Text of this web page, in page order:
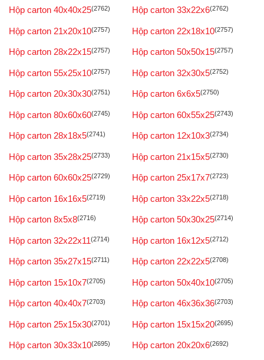
Hộp carton 40x40x25(2762) Hộp carton 33x22x6(2762)
Hộp carton 21x20x10(2757) Hộp carton 22x18x10(2757)
Hộp carton 28x22x15(2757) Hộp carton 50x50x15(2757)
Hộp carton 55x25x10(2757) Hộp carton 32x30x5(2752)
Hộp carton 20x30x30(2751) Hộp carton 6x6x5(2750)
Hộp carton 80x60x60(2745) Hộp carton 60x55x25(2743)
Hộp carton 28x18x5(2741) Hộp carton 12x10x3(2734)
Hộp carton 35x28x25(2733) Hộp carton 21x15x5(2730)
Hộp carton 60x60x25(2729) Hộp carton 25x17x7(2723)
Hộp carton 16x16x5(2719) Hộp carton 33x22x5(2718)
Hộp carton 8x5x8(2716) Hộp carton 50x30x25(2714)
Hộp carton 32x22x11(2714) Hộp carton 16x12x5(2712)
Hộp carton 35x27x15(2711) Hộp carton 22x22x5(2708)
Hộp carton 15x10x7(2705) Hộp carton 50x40x10(2705)
Hộp carton 40x40x7(2703) Hộp carton 46x36x36(2703)
Hộp carton 25x15x30(2701) Hộp carton 15x15x20(2695)
Hộp carton 30x33x10(2695) Hộp carton 20x20x6(2692)